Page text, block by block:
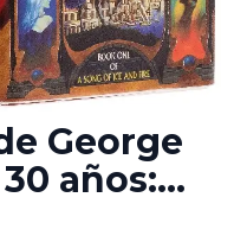
George
años:
de la